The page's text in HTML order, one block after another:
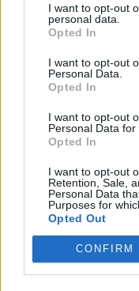
I want to opt-out
personal data.
Opted In
I want to opt-out
Personal Data.
Opted In
I want to opt-out
Personal Data for
Opted In
I want to opt-out
Retention, Sale,
Personal Data
Purposes for
Opted Out
CONFIRM
Grigore Cartianu - luni, 28
Susțineți
24 de ore